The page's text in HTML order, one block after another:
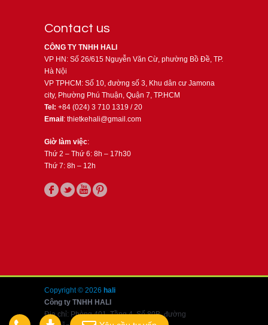
Contact us
CÔNG TY TNHH HALI
VP HN: Số 26/615 Nguyễn Văn Cừ, phường Bồ Đề, TP.
Hà Nội
VP TPHCM: Số 10, đường số 3, Khu dân cư Jamona
city, Phường Phú Thuận, Quận 7, TP.HCM
Tel: +84 (024) 3 710 1319 / 20
Email: thietkehali@gmail.com
Giờ làm việc:
Thứ 2 – Thứ 6: 8h – 17h30
Thứ 7: 8h – 12h
Copyright © 2026 hali
Công ty TNHH HALI
Địa chỉ: Phòng 401, Tầng 4, Số 80B, đường